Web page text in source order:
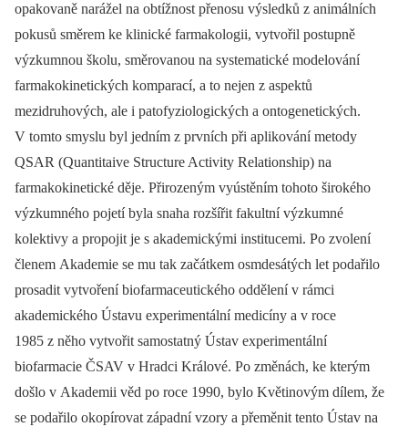
opakovaně narážel na obtížnost přenosu výsledků z animálních
pokusů směrem ke klinické farmakologii, vytvořil postupně
výzkumnou školu, směrovanou na systematické modelování
farmakokinetických komparací, a to nejen z aspektů
mezidruhových, ale i patofyziologických a ontogenetických.
V tomto smyslu byl jedním z prvních při aplikování metody
QSAR (Quantitaive Structure Activity Relationship) na
farmakokinetické děje. Přirozeným vyústěním tohoto širokého
výzkumného pojetí byla snaha rozšířit fakultní výzkumné
kolektivy a propojit je s akademickými institucemi. Po zvolení
členem Akademie se mu tak začátkem osmdesátých let podařilo
prosadit vytvoření biofarmaceutického oddělení v rámci
akademického Ústavu experimentální medicíny a v roce
1985 z něho vytvořit samostatný Ústav experimentální
biofarmacie ČSAV v Hradci Králové. Po změnách, ke kterým
došlo v Akademii věd po roce 1990, bylo Květinovým dílem, že
se podařilo okopírovat západní vzory a přeměnit tento Ústav na